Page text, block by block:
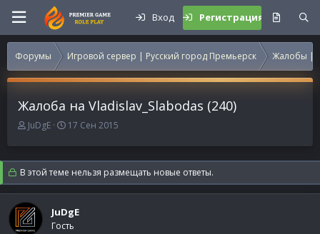
Вход Регистрация
Форумы Игровой сервер | Русский город Премьерск Жалобы |
Жалоба на Vladislav_Slabodas (240)
А
т
о
р
т
е
м
ы
JuDgE
Д
т
а
н
а
а
л
17 Сен 2015
В этой теме нельзя размещать новые ответы.
JuDgE
Гость